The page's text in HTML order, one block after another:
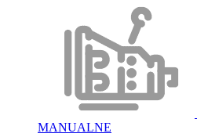
MANUALNE